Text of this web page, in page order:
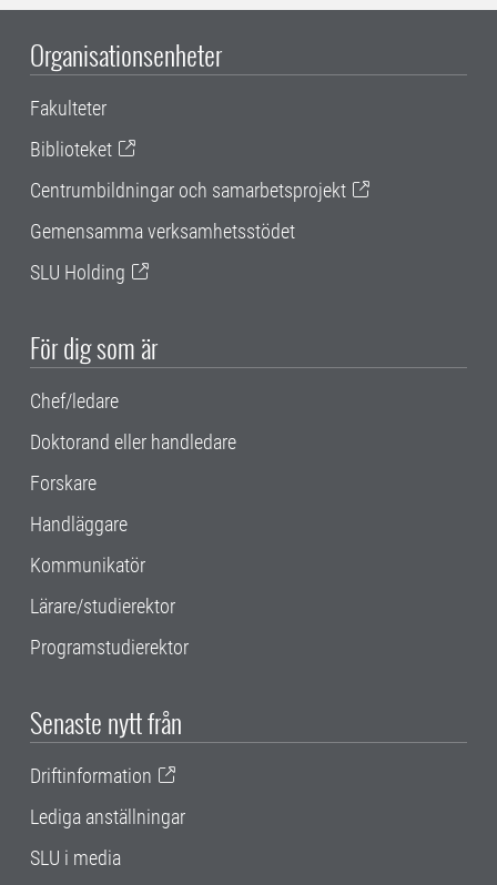
Organisationsenheter
Fakulteter
Biblioteket
Centrumbildningar och samarbetsprojekt
Gemensamma verksamhetsstödet
SLU Holding
För dig som är
Chef/ledare
Doktorand eller handledare
Forskare
Handläggare
Kommunikatör
Lärare/studierektor
Programstudierektor
Senaste nytt från
Driftinformation
Lediga anställningar
SLU i media